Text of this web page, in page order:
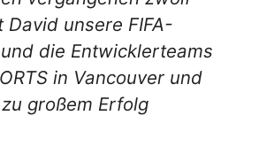
David unsere FIFA-
die Entwicklerteams
in Vancouver und
großem Erfolg